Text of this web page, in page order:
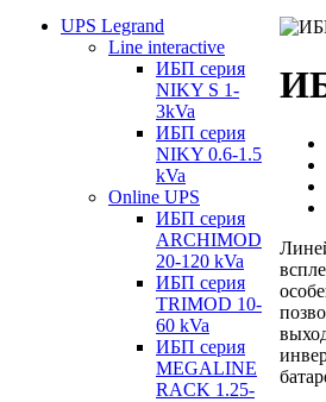
UPS Legrand
Line interactive
ИБП серия
NIKY S 1-
3kVa
ИБП серия
NIKY 0.6-1.5
kVa
Online UPS
ИБП серия
ARCHIMOD
20-120 kVa
ИБП серия
TRIMOD 10-
60 kVa
ИБП серия
MEGALINE
RACK 1.25-